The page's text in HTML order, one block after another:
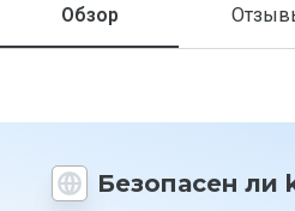
Обзор
Безопасен ли
оценили
сайт от
1 до 5?